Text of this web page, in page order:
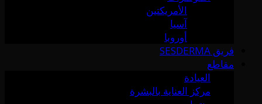
الأمريكتين
آسيا
أوروبا
فريق SESDERMA
مقاطع
العيادة
مركز العناية بالبشرة